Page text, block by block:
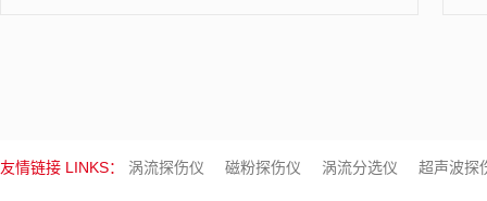
友情链接 LINKS： 涡流探伤仪 磁粉探伤仪 涡流分选仪 超声波探